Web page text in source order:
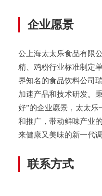
企业愿景
公上海太太乐食品有限
精、鸡粉行业标准制定
界知名的食品饮料公司
加速产品和技术研发。
好”的企业愿景，太太
和推广，带动鲜味产业
来健康又美味的新一代调
联系方式